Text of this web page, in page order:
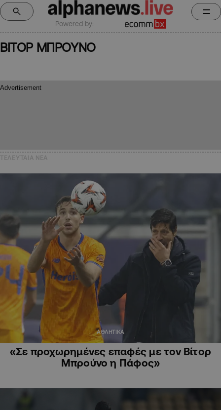
Powered by:
ΒΙΤΟΡ ΜΠΡΟΥΝΟ
ΑΘΛΗΤΙΚΑ
«Σε προχωρημένες επαφές με τον Βίτορ
Μπρούνο η Πάφος»